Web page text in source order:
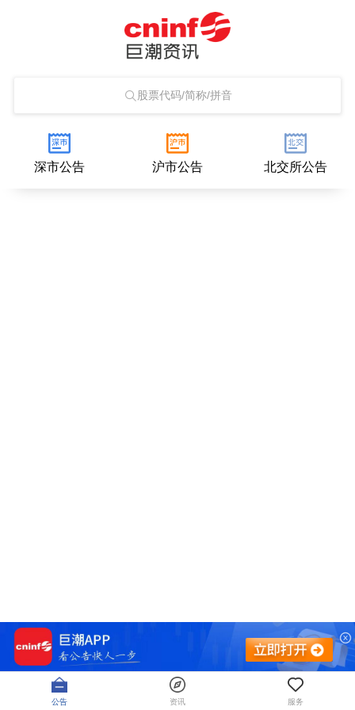
股票代码/简称/拼音
深市公告 沪市公告 北交所公告
公告 资讯 服务